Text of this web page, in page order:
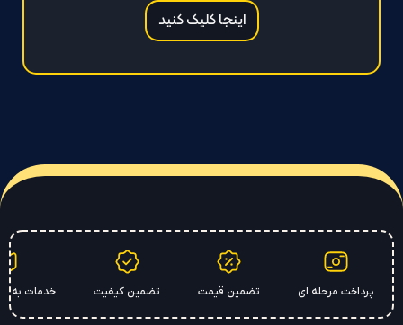
اینجا کلیک کنید
مرحله ای تضمین قیمت تضمین کیفیت خدمات به سراسر